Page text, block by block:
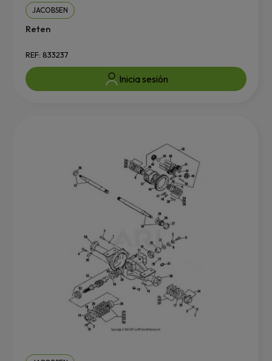
JACOBSEN
Reten
REF: 833237
Inicia sesión